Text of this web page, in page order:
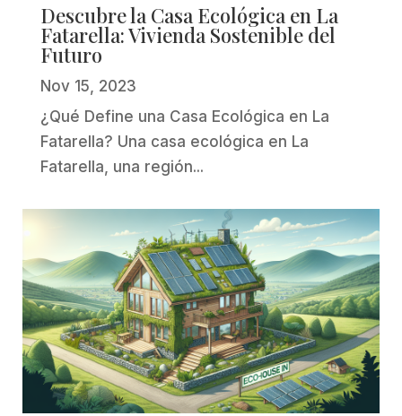
Descubre la Casa Ecológica en La
Fatarella: Vivienda Sostenible del
Futuro
Nov 15, 2023
¿Qué Define una Casa Ecológica en La
Fatarella? Una casa ecológica en La
Fatarella, una región...